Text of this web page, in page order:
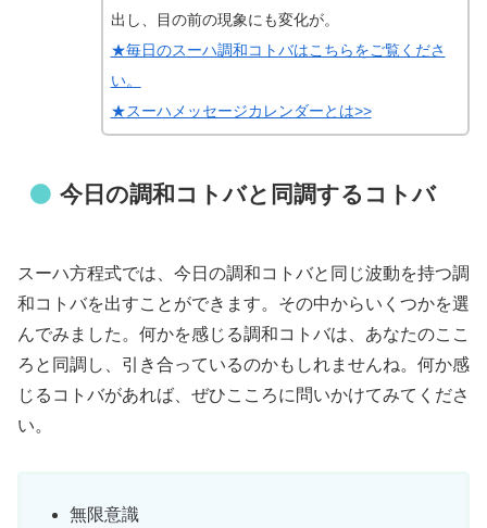
出し、目の前の現象にも変化が。
★毎日のスーハ調和コトバはこちらをご覧くださ
い。
★スーハメッセージカレンダーとは>>
今日の調和コトバと同調するコトバ
スーハ方程式では、今日の調和コトバと同じ波動を持つ調
和コトバを出すことができます。その中からいくつかを選
んでみました。何かを感じる調和コトバは、あなたのここ
ろと同調し、引き合っているのかもしれませんね。何か感
じるコトバがあれば、ぜひこころに問いかけてみてくださ
い。
無限意識